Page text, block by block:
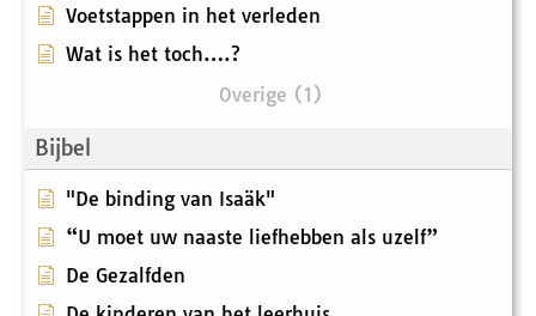
Voetstappen in het verleden
Wat is het toch….?
Overige (1)
Bijbel
"De binding van Isaäk"
“U moet uw naaste liefhebben als uzelf”
De Gezalfden